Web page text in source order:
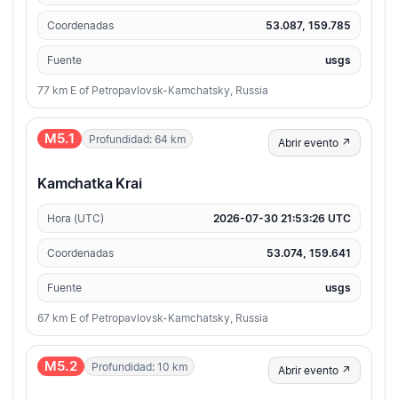
Coordenadas 53.087, 159.785
Fuente usgs
77 km E of Petropavlovsk-Kamchatsky, Russia
M5.1 Profundidad: 64 km Abrir evento ↗
Kamchatka Krai
Hora (UTC) 2026-07-30 21:53:26 UTC
Coordenadas 53.074, 159.641
Fuente usgs
67 km E of Petropavlovsk-Kamchatsky, Russia
M5.2 Profundidad: 10 km Abrir evento ↗